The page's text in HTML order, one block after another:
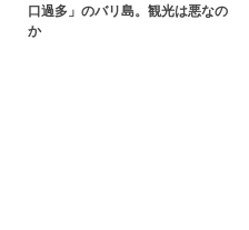
口過多」のバリ島。観光は悪なの
か